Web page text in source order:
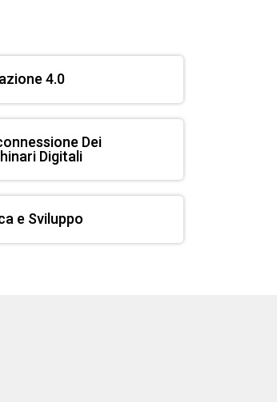
4.0
Dei
Digitali
e Sviluppo